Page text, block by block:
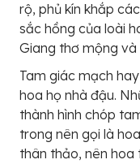
rộ, phủ kín khắp
sắc hồng của loài
Giang thơ mộng và
Tam giác mạch
hoa họ nhà đậu.
thành hình chóp
trong nên gọi là
thân thảo, nên